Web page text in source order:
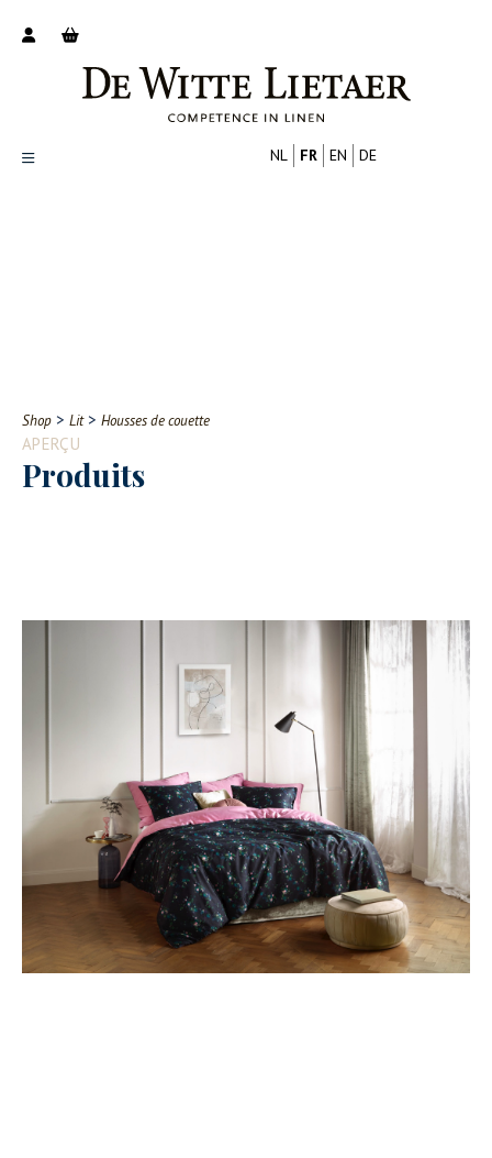
Contact
NL FR EN DE
Shop > Lit> Housses de couette
APERÇU
Produits